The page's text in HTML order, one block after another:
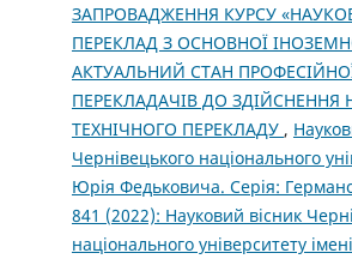
ЗАПРОВАДЖЕННЯ КУРСУ
ПЕРЕКЛАД З ОСНОВНОЇ
АКТУАЛЬНИЙ СТАН
ПЕРЕКЛАДАЧІВ ДО ЗДІЙСНЕННЯ
ТЕХНІЧНОГО ПЕРЕКЛАДУ ,
Чернівецького національного
Юрія Федьковича. Серія:
841 (2022): Науковий вісник
національного університету